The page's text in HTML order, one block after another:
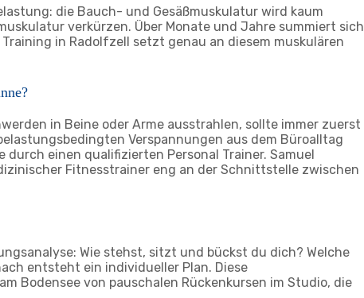
die Bauch- und Gesäßmuskulatur wird kaum
verkürzen. Über Monate und Jahre summiert sich
in Radolfzell setzt genau an diesem muskulären
in Beine oder Arme ausstrahlen, sollte immer zuerst
Verspannungen aus dem Büroalltag
einen qualifizierten Personal Trainer. Samuel
Fitnesstrainer eng an der Schnittstelle zwischen
Wie stehst, sitzt und bückst du dich? Welche
entsteht ein individueller Plan. Diese
Bodensee von pauschalen Rückenkursen im Studio, die